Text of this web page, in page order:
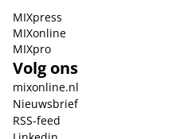
MIXpress
MIXonline
MIXpro
Volg ons
mixonline.nl
Nieuwsbrief
RSS-feed